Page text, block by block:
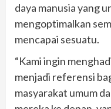
daya manusia yang
mengoptimalkan
mencapai sesuatu.
“Kami ingin
menjadi referensi
masyarakat umum